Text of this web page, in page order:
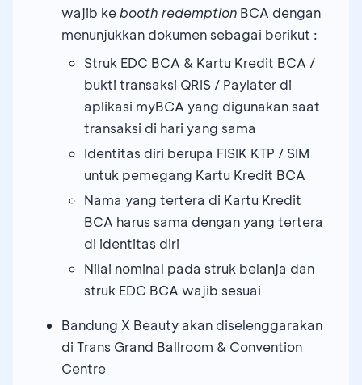
wajib kebooth redemption BCA dengan
menunjukkan dokumen sebagai berikut :
Struk EDC BCA & Kartu Kredit BCA /
bukti transaksi QRIS / Paylater di
aplikasi myBCA yang digunakan saat
transaksi di hari yang sama
Identitas diri berupa FISIK KTP / SIM
untuk pemegang Kartu Kredit BCA
Nama yang tertera di Kartu Kredit
BCA harus sama dengan yang tertera
di identitas diri
Nilai nominal pada struk belanja dan
struk EDC BCA wajib sesuai
Bandung X Beauty akan diselenggarakan
di Trans Grand Ballroom & Convention
Centre